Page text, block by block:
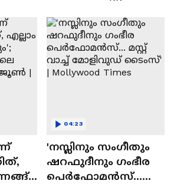
'നസ്ലിനും സംഗീതും
ഷറഫുദീനും ഗംഭീര
പെർഫോമൻസ്...
04:23